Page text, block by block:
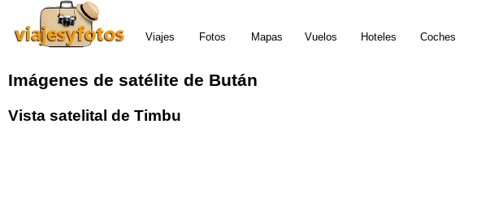
Viajes Fotos Mapas Vuelos Hoteles Coches
Imágenes de satélite de Bután
Vista satelital de Timbu